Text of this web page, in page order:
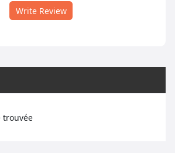
Write Review
trouvée